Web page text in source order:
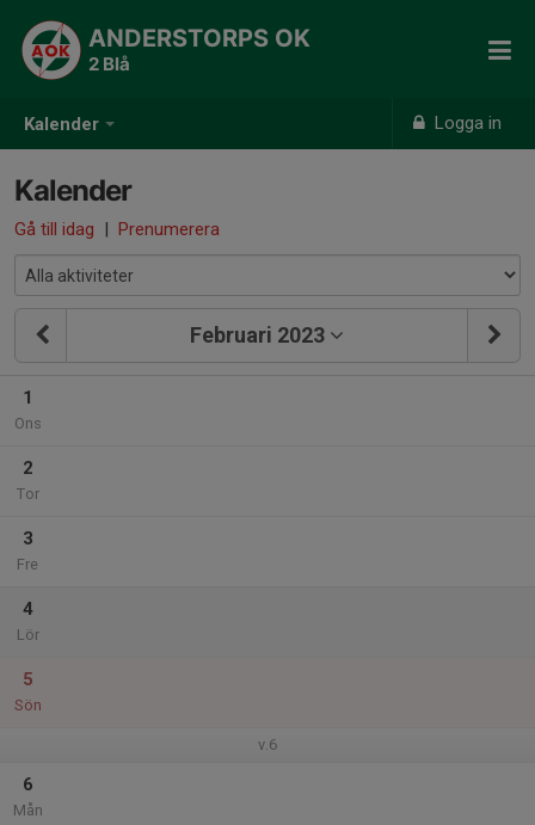
Kalender Logga in
ANDERSTORPS OK
2 Blå
Kalender
Gå till idag | Prenumerera
Februari 2023
1
Ons
2
Tor
3
Fre
4
Lör
5
Sön
v.6
6
Mån